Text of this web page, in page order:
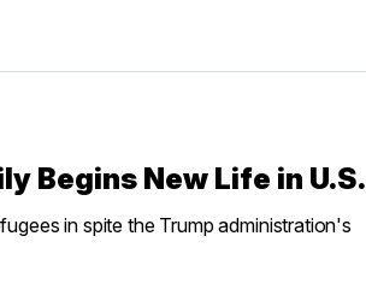
Begins New Life in U.S.
in spite the Trump administration's